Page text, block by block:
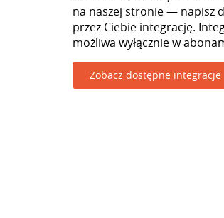
na naszej stronie — napisz
przez Ciebie integrację.
możliwa wyłącznie w
Zobacz dostępne integracje